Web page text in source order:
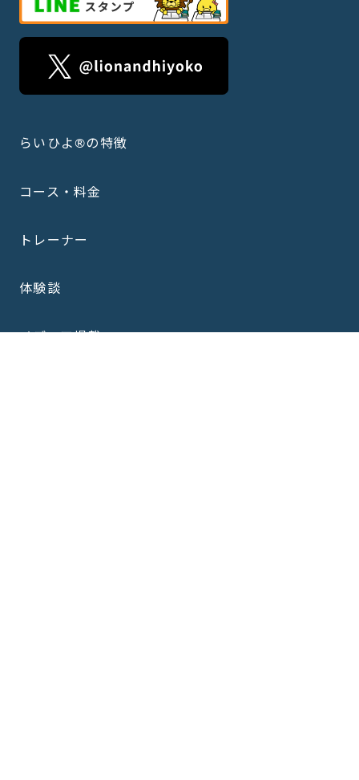
らいひよ®の特徴
コース・料金
トレーナー
体験談
メディア掲載